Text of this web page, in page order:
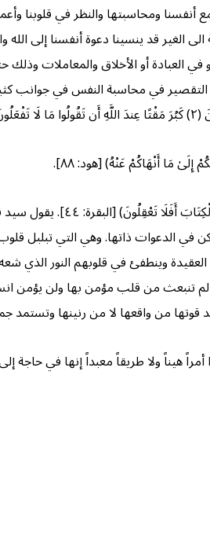
ومحاسبتها والنظر في قلوبنا
الغير قد ينسينا دعوة أنفسنا إلى
العبادة أو الأخلاق والمعاملات
في محاسبة النفس في جوانب
٣].
مَا أَنْهَاكُمْ عَنْهُ) [هود: ٨٨].
وقوله سبحانه: (أَتَأْمُرُونَ
الدعوات ذاتها. وهي التي تبلبل
وينطفئ في قلوبهم النور الذي
تنبعث من قلب مؤمن بها ولن يؤمن
من واقعها لا من رنينها
هيناً ولا طريقاً معبداً إنها في حاجة